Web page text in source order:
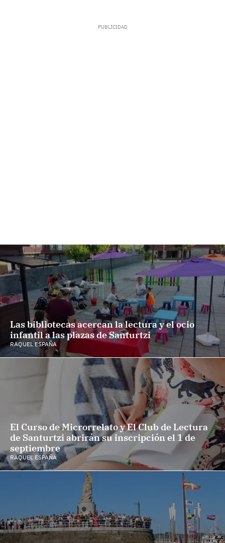
Las bibliotecas acercan la lectura y el ocio
infantil a las plazas de Santurtzi
RAQUEL ESPAÑA
El Curso de Microrrelato y El Club de Lectura
de Santurtzi abrirán su inscripción el 1 de
septiembre
RAQUEL ESPAÑA